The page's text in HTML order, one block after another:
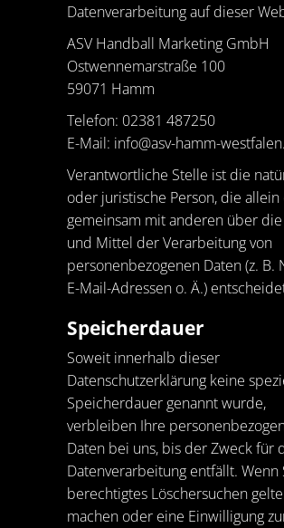
Datenverarbeitung auf dieser
ASV Handball Marketing GmbH
Ostwennemarstraße 100
59071 Hamm
Telefon: 02381 487250
E-Mail: info@asv-hamm-
Verantwortliche Stelle ist die
oder juristische Person, die
gemeinsam mit anderen über
und Mittel der Verarbeitung von
personenbezogenen Daten (z. B.
E-Mail-Adressen o. Ä.)
Speicherdauer
Soweit innerhalb dieser
Datenschutzerklärung keine
Speicherdauer genannt wurde,
verbleiben Ihre
Daten bei uns, bis der Zweck für
Datenverarbeitung entfällt. Wenn
berechtigtes Löschersuchen
machen oder eine Einwilligung